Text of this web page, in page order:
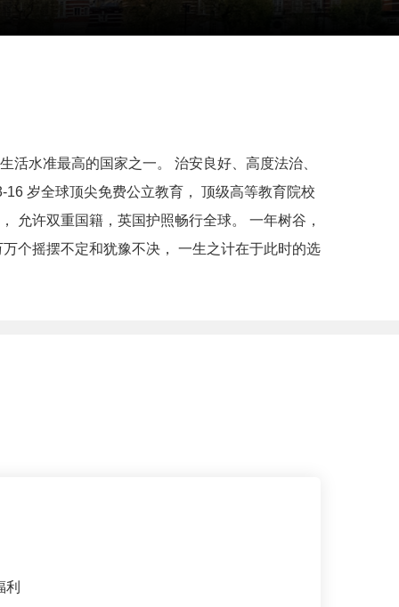
水准最高的国家之一。 治安良好、高度法治、
岁全球顶尖免费公立教育， 顶级高等教育院校
允许双重国籍，英国护照畅行全球。 一年树谷，
个摇摆不定和犹豫不决， 一生之计在于此时的选
利